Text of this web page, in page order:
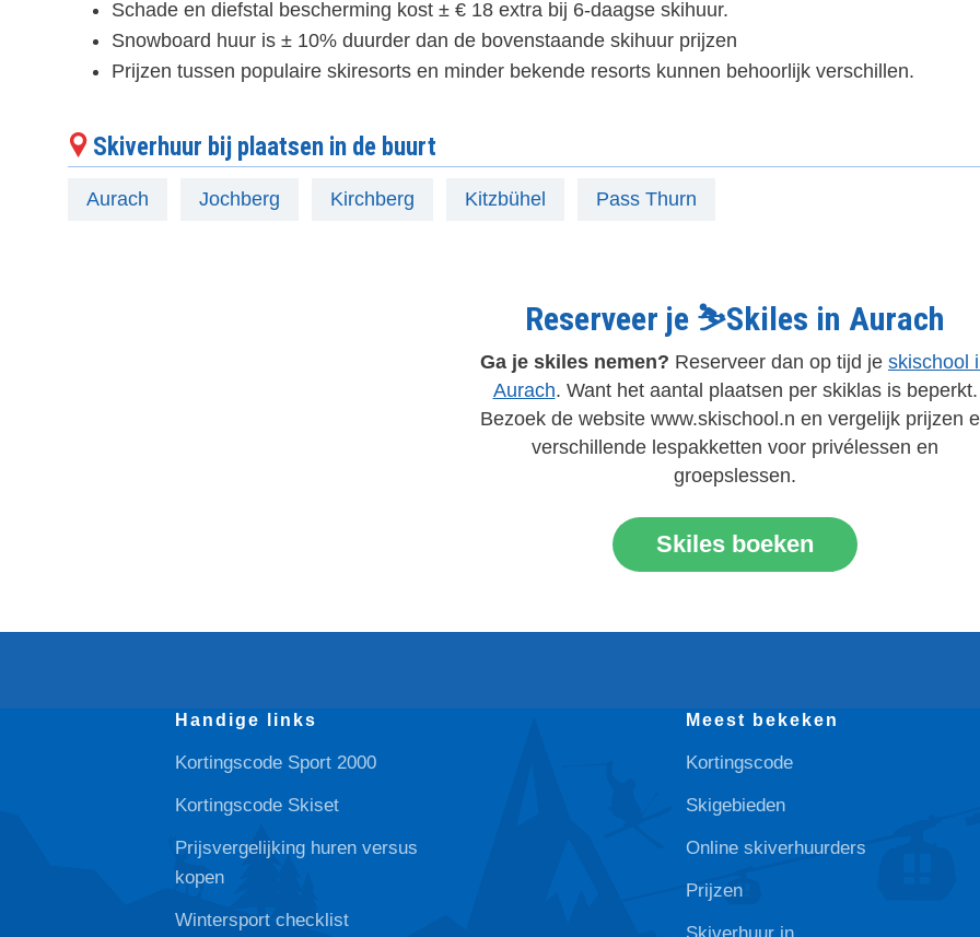
Schade en diefstal bescherming kost ± € 18 extra bij 6-daagse skihuur.
Snowboard huur is ± 10% duurder dan de bovenstaande skihuur prijzen
Prijzen tussen populaire skiresorts en minder bekende resorts kunnen behoorlijk verschillen.
Skiverhuur bij plaatsen in de buurt
Aurach Jochberg Kirchberg Kitzbühel Pass Thurn
Reserveer je ⛷️Skiles in Aurach
Ga je skiles nemen? Reserveer dan op tijd je skischool
Aurach. Want het aantal plaatsen per skiklas is beperkt.
Bezoek de website www.skischool.n en vergelijk prijzen
verschillende lespakketten voor privélessen en
groepslessen.
Skiles boeken
Handige links
Kortingscode Sport 2000
Kortingscode Skiset
Prijsvergelijking huren versus
kopen
Wintersport checklist
Meest bekeken
Kortingscode
Skigebieden
Online skiverhuurders
Prijzen
Skiverhuur in